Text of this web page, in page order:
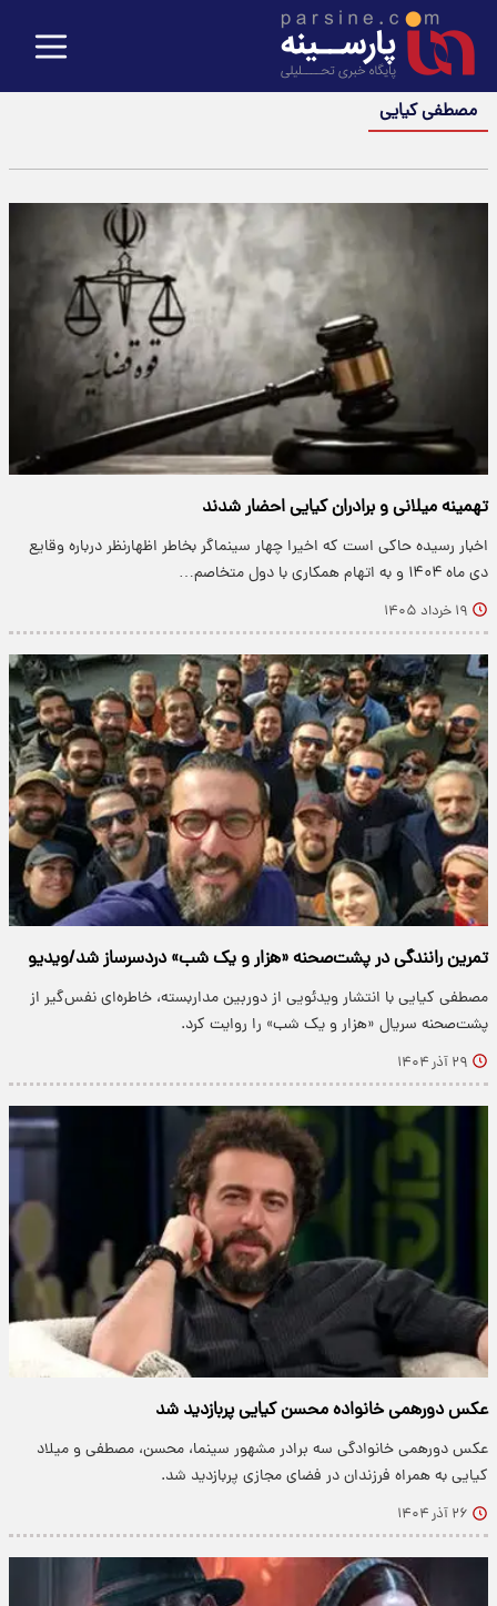
مصطفی کیایی
تهمینه میلانی و برادران کیایی احضار شدند
اخبار رسیده حاکی است که اخیرا چهار سینماگر بخاطر اظهارنظر درباره وقایع
دی ماه ۱۴۰۴ و به اتهام همکاری با دول متخاصم…
۱۹ خرداد ۱۴۰۵
تمرین رانندگی در پشت‌صحنه «هزار و یک شب» دردسرساز شد/ویدیو
مصطفی کیایی با انتشار ویدئویی از دوربین مداربسته، خاطره‌ای نفس‌گیر از
پشت‌صحنه سریال «هزار و یک شب» را روایت کرد.
۲۹ آذر ۱۴۰۴
عکس دورهمی خانواده محسن کیایی پربازدید شد
عکس دورهمی خانوادگی سه برادر مشهور سینما، محسن، مصطفی و میلاد
کیایی به همراه فرزندان در فضای مجازی پربازدید شد.
۲۶ آذر ۱۴۰۴